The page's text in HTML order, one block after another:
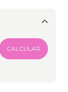
Alterar CEP
CALCULAR